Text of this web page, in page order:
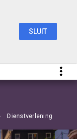
Dienstverlening
SLUIT